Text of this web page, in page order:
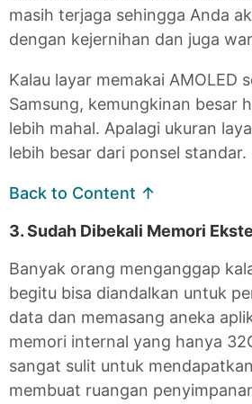
masih terjaga sehingga Anda
dengan kejernihan dan juga
Kalau layar memakai AMOLED
Samsung, kemungkinan besar
lebih mahal. Apalagi ukuran
lebih besar dari ponsel standar.
Back to Content ↑
3. Sudah Dibekali Memori
Banyak orang menganggap
begitu bisa diandalkan untuk
data dan memasang aneka
memori internal yang hanya
sangat sulit untuk
membuat ruangan